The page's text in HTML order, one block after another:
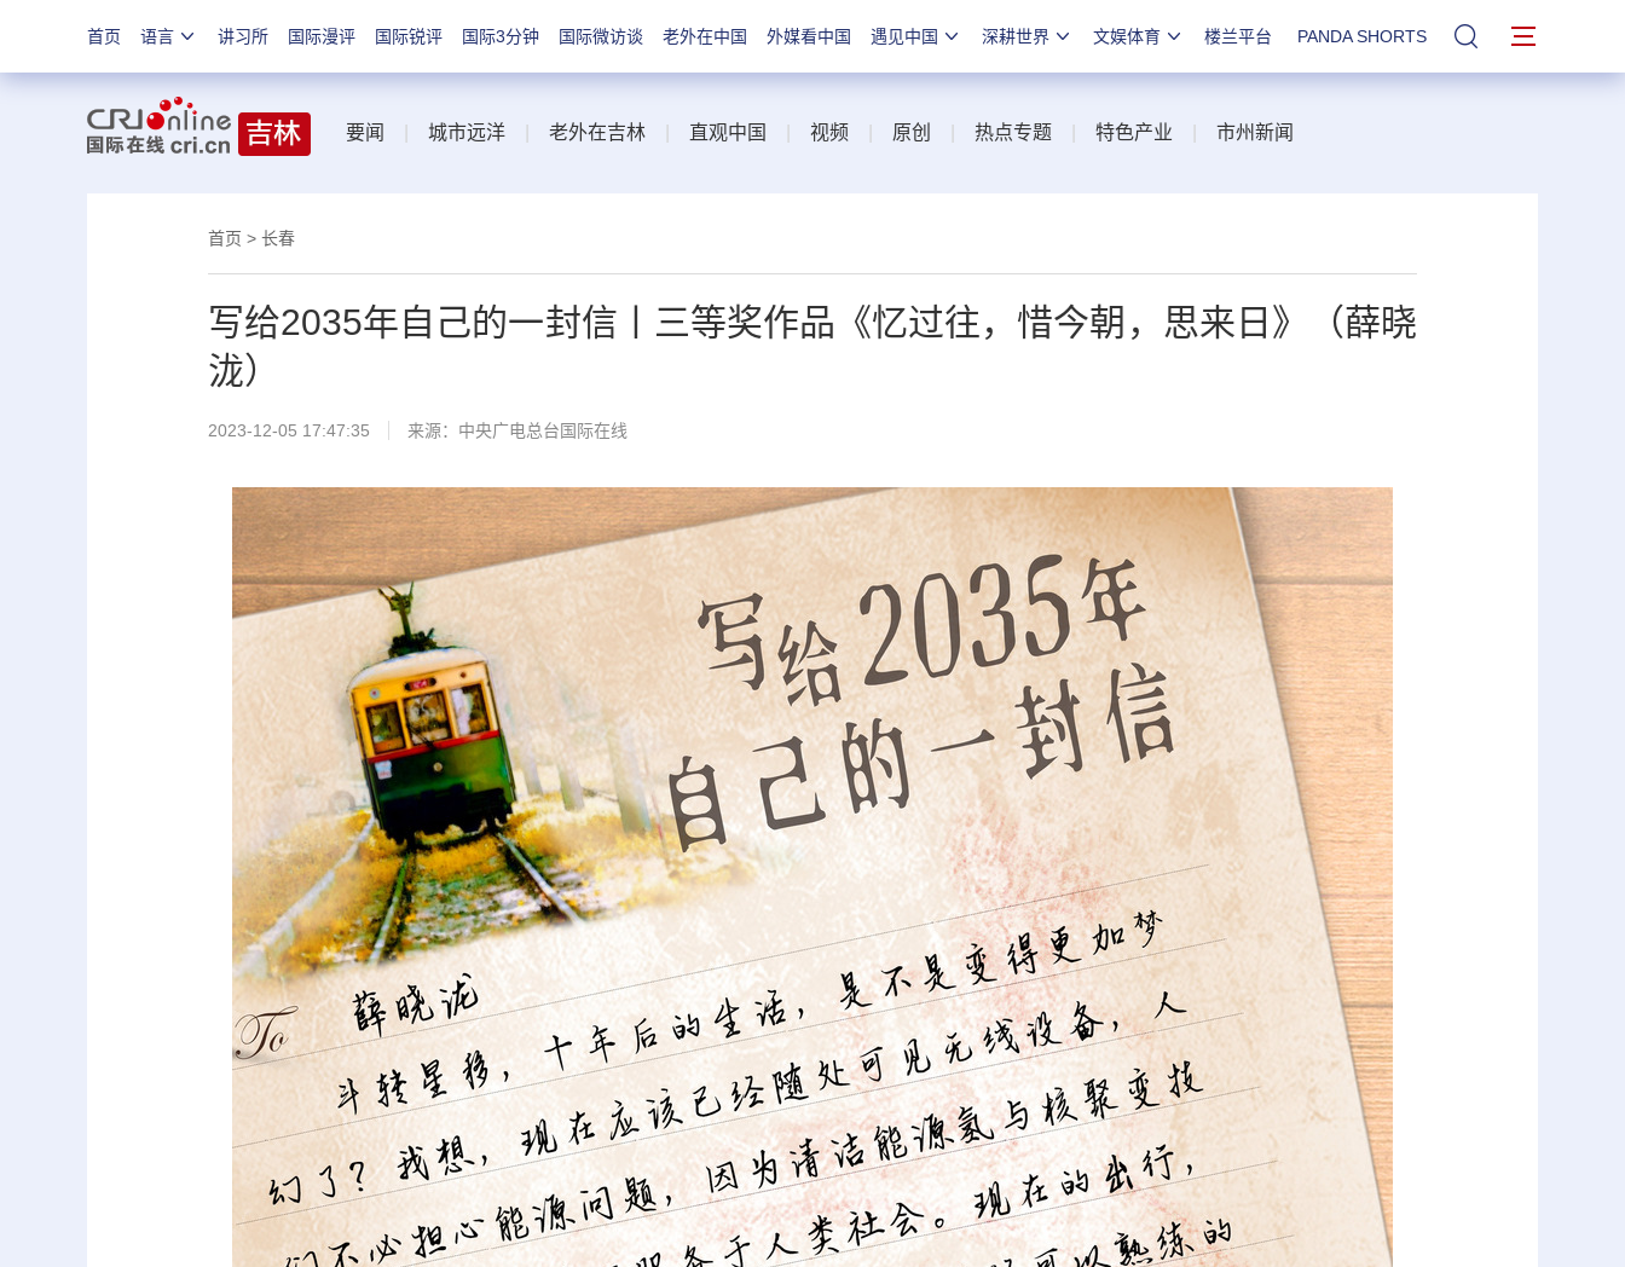
首页 语言 讲习所 国际漫评 国际锐评 国际3分钟 国际微访谈 老外在中国 外媒看中国 遇见中国 深耕世界 文娱体育 楼兰平台 PANDA SHORTS 站内搜索
要闻 城市远洋 老外在吉林 直观中国 视频 原创 热点专题 特色产业 市州新闻
首页 > 长春
写给2035年自己的一封信丨三等奖作品《忆过往，惜今朝，思来日》（薛晓
泷）
2023-12-05 17:47:35 来源：中央广电总台国际在线